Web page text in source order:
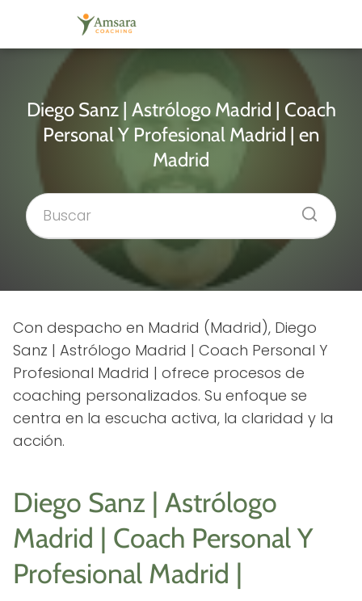
Diego Sanz | Astrólogo Madrid | Coach
Personal Y Profesional Madrid | en
Madrid
Con despacho en Madrid (Madrid), Diego
Sanz | Astrólogo Madrid | Coach Personal Y
Profesional Madrid | ofrece procesos de
coaching personalizados. Su enfoque se
centra en la escucha activa, la claridad y la
acción.
Diego Sanz | Astrólogo
Madrid | Coach Personal Y
Profesional Madrid |